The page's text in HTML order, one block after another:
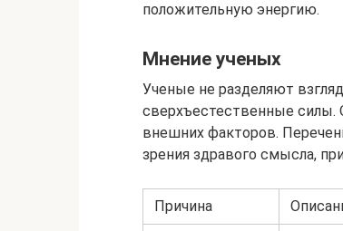
положительную энергию.
Мнение ученых
Ученые не разделяют
сверхъестественные силы.
внешних факторов.
зрения здравого смысла,
Причина